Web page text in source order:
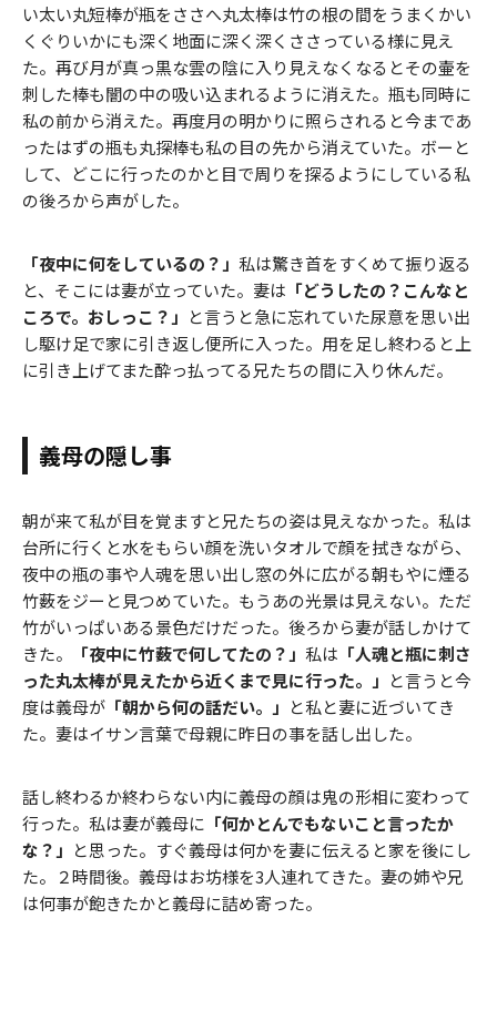
い太い丸短棒が瓶をささへ丸太棒は竹の根の間をうまくかい
くぐりいかにも深く地面に深く深くささっている様に見え
た。再び月が真っ黒な雲の陰に入り見えなくなるとその壷を
刺した棒も闇の中の吸い込まれるように消えた。瓶も同時に
私の前から消えた。再度月の明かりに照らされると今まであ
ったはずの瓶も丸探棒も私の目の先から消えていた。ボーと
して、どこに行ったのかと目で周りを探るようにしている私
の後ろから声がした。
「夜中に何をしているの？」 私は驚き首をすくめて振り返る
と、そこには妻が立っていた。妻は 「どうしたの？こんなと
ころで。おしっこ？」 と言うと急に忘れていた尿意を思い出
し駆け足で家に引き返し便所に入った。用を足し終わると上
に引き上げてまた酔っ払ってる兄たちの間に入り休んだ。
義母の隠し事
朝が来て私が目を覚ますと兄たちの姿は見えなかった。私は
台所に行くと水をもらい顔を洗いタオルで顔を拭きながら、
夜中の瓶の事や人魂を思い出し窓の外に広がる朝もやに煙る
竹薮をジーと見つめていた。もうあの光景は見えない。ただ
竹がいっぱいある景色だけだった。後ろから妻が話しかけて
きた。
「夜中に竹薮で何してたの？」 私は 「人魂と瓶に刺さ
った丸太棒が見えたから近くまで見に行った。」 と言うと今
度は義母が 「朝から何の話だい。」 と私と妻に近づいてき
た。妻はイサン言葉で母親に昨日の事を話し出した。
話し終わるか終わらない内に義母の顔は鬼の形相に変わって
行った。私は妻が義母に 「何かとんでもないこと言ったか
な？」 と思った。すぐ義母は何かを妻に伝えると家を後にし
た。２時間後。義母はお坊様を3人連れてきた。妻の姉や兄
は何事が飽きたかと義母に詰め寄った。